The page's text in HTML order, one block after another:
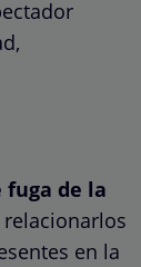
fuga de la
en la